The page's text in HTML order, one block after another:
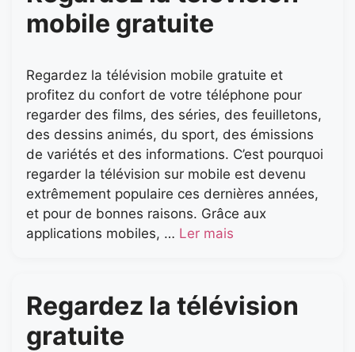
mobile gratuite
Regardez la télévision mobile gratuite et
profitez du confort de votre téléphone pour
regarder des films, des séries, des feuilletons,
des dessins animés, du sport, des émissions
de variétés et des informations. C’est pourquoi
regarder la télévision sur mobile est devenu
extrêmement populaire ces dernières années,
et pour de bonnes raisons. Grâce aux
applications mobiles, … Ler mais
Regardez la télévision
gratuite